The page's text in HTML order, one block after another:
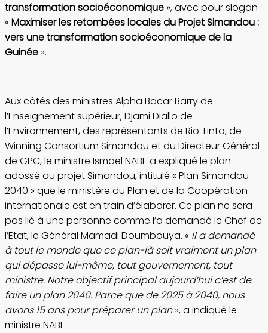
transformation socioéconomique », avec pour slogan
« Maximiser les retombées locales du Projet Simandou :
vers une transformation socioéconomique de la
Guinée ».
Aux côtés des ministres Alpha Bacar Barry de
l’Enseignement supérieur, Djami Diallo de
l’Environnement, des représentants de Rio Tinto, de
Winning Consortium Simandou et du Directeur Général
de GPC, le ministre Ismaël NABE a expliqué le plan
adossé au projet Simandou, intitulé « Plan Simandou
2040 » que le ministère du Plan et de la Coopération
internationale est en train d’élaborer. Ce plan ne sera
pas lié à une personne comme l’a demandé le Chef de
l’Etat, le Général Mamadi Doumbouya. « Il a demandé
à tout le monde que ce plan-là soit vraiment un plan
qui dépasse lui-même, tout gouvernement, tout
ministre. Notre objectif principal aujourd’hui c’est de
faire un plan 2040. Parce que de 2025 à 2040, nous
avons 15 ans pour préparer un plan», a indiqué le
ministre NABE.